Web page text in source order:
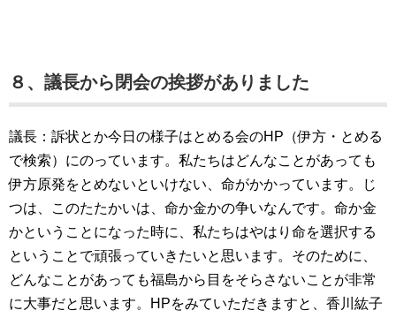
８、議長から閉会の挨拶がありました
議長：訴状とか今日の様子はとめる会のHP（伊方・とめる
で検索）にのっています。私たちはどんなことがあっても
伊方原発をとめないといけない、命がかかっています。じ
つは、このたたかいは、命か金かの争いなんです。命か金
かということになった時に、私たちはやはり命を選択する
ということで頑張っていきたいと思います。そのために、
どんなことがあっても福島から目をそらさないことが非常
に大事だと思います。HPをみていただきますと、香川紘子